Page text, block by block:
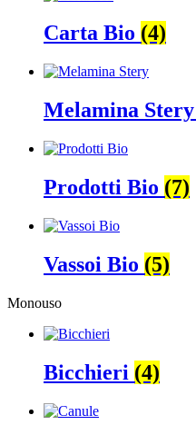
Carta Bio (4)
Melamina Stery
Prodotti Bio (7)
Vassoi Bio (5)
Monouso
Bicchieri (4)